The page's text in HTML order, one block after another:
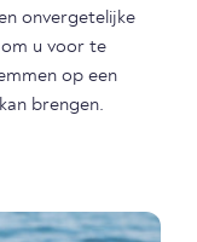
onvergetelijke
u voor te
op een
brengen.